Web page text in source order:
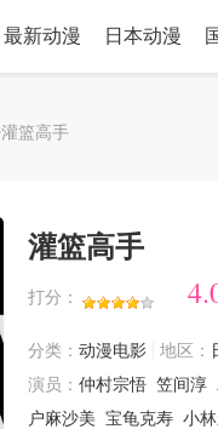
最新动漫 日本动漫
灌篮高手
灌篮高手
打分：
分类： 动漫电影 地区：
演员： 仲村宗悟 笠间淳
户麻沙美 宝龟克寿 小